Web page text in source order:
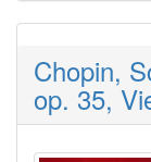
Chopin,
op. 35,